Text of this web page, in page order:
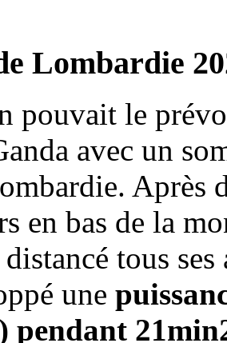
Lombardie
pouvait le
avec un
Après
en bas de la
tous
une
pendant